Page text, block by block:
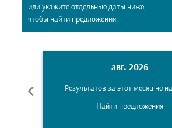
или укажите отдельные даты ниже,
чтобы найти предложения.
chevron_left
авг. 2026
Результатов за этот месяц не
Найти предложения